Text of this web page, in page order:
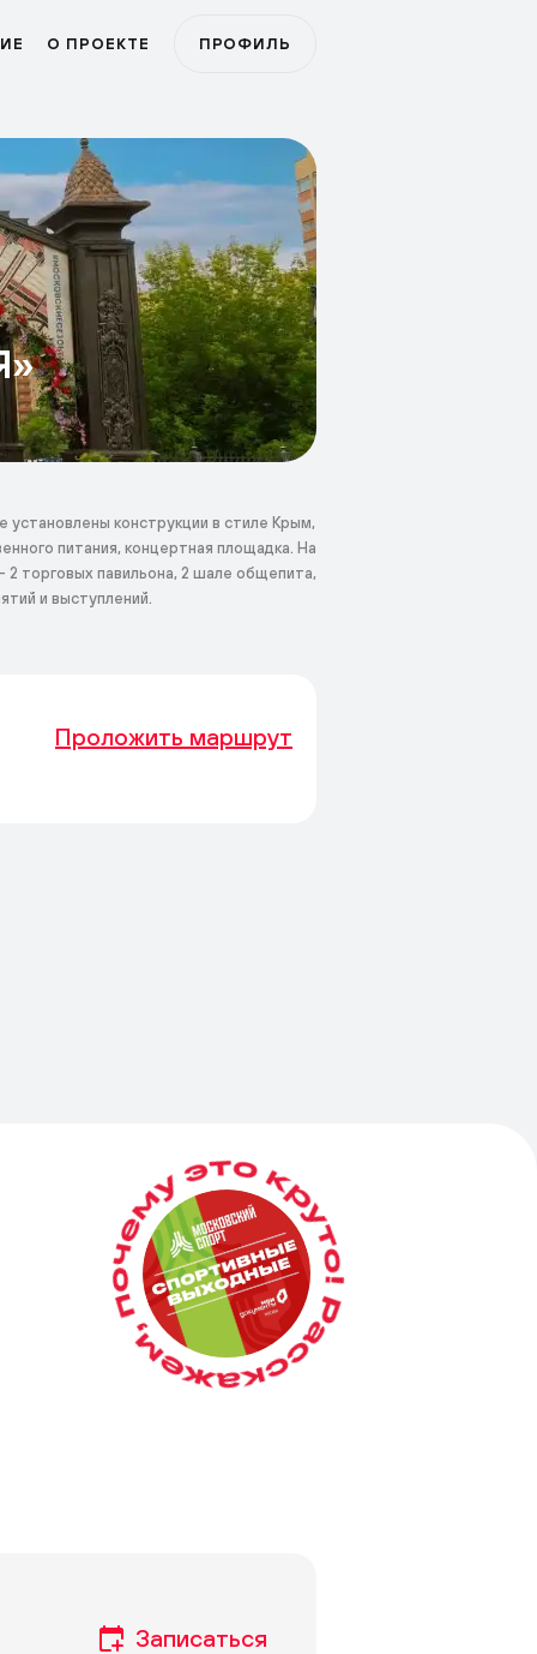
О ПРОЕКТЕ ПРОФИЛЬ
конструкции в стиле Крым,
питания, концертная площадка. На
торговых павильона, 2 шале общепита,
и выступлений.
Проложить маршрут